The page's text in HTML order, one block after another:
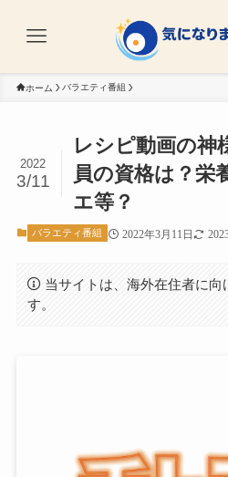
ホーム バラエティ番組
レシピ動画の神
員の資格は？栄
エ等？
2022
3/11
バラエティ番組 2022年3月11日
当サイトは、海外在住者に向
す。